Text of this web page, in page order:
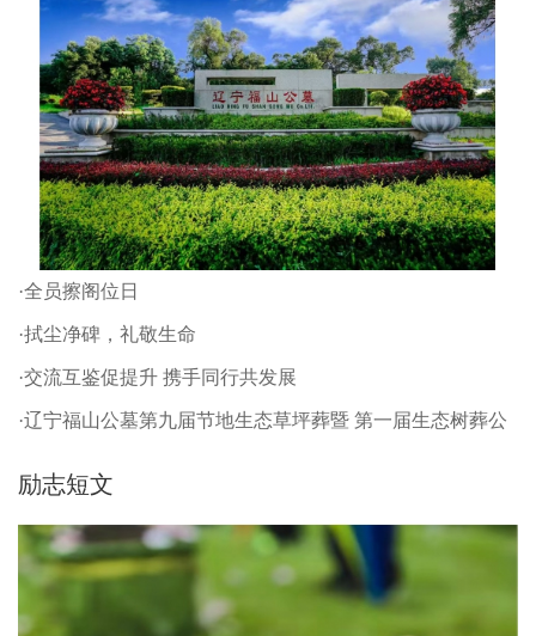
·全员擦阁位日
·拭尘净碑，礼敬生命
·交流互鉴促提升 携手同行共发展
·辽宁福山公墓第九届节地生态草坪葬暨 第一届生态树葬公
励志短文